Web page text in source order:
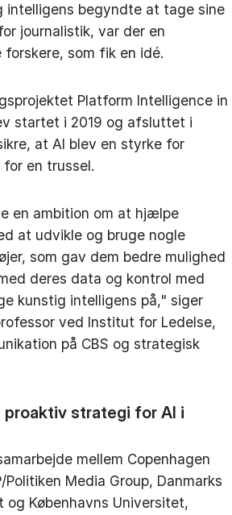
intelligens begyndte at tage sine
journalistik, var der en
som fik en idé.
Platform Intelligence in
startet i 2019 og afsluttet i
at AI blev en styrke for
en trussel.
en ambition om at hjælpe
at udvikle og bruge nogle
som gav dem bedre mulighed
deres data og kontrol med
kunstig intelligens på," siger
ved Institut for Ledelse,
på CBS og strategisk
proaktiv strategi for AI i
mellem Copenhagen
Politiken Media Group, Danmarks
og Københavns Universitet,